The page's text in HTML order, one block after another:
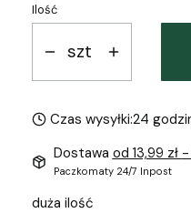
Ilość
szt
Czas wysyłki:24
Dostawa od 13,99 zł -
Paczkomaty 24/7 Inpost
duża ilość